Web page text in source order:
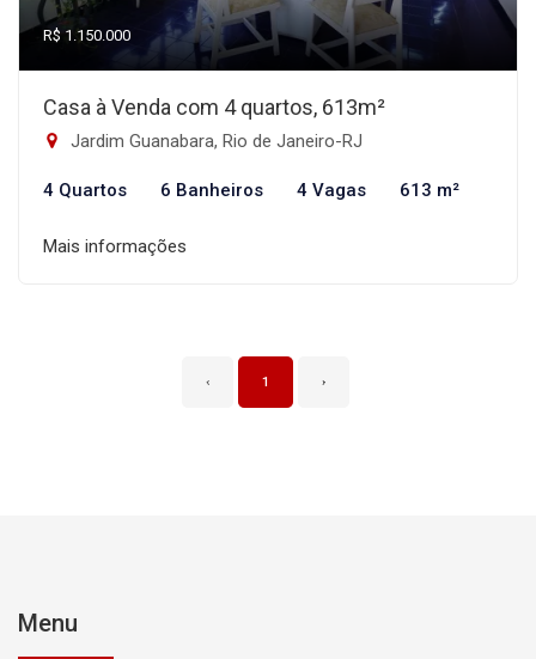
R$ 1.150.000
Casa à Venda com 4 quartos, 613m²
Jardim Guanabara, Rio de Janeiro-RJ
4 Quartos 6 Banheiros 4 Vagas 613 m²
Mais informações
‹ 1 ›
Menu